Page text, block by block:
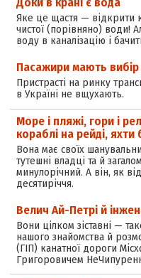
Яке це щастя — відкрити
чистої (порівняно) води!
воду в каналізацію і
Пасажири мають вибір
Пристрасті на ринку
в Україні не вщухають.
Море і пляжі, гори і
кораблі на рейді,
Вона має своїх
тутешні владці та й
минулорічний. А він, як
десятиріччя.
Велич Ай-Петрі й
Вони цілком зіставні —
нашого знайомства й
(ГІП) канатної дороги
Григоровичем